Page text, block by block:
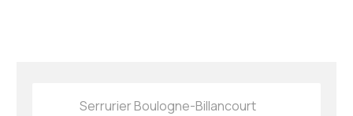
Serrurier Boulogne-Billancourt